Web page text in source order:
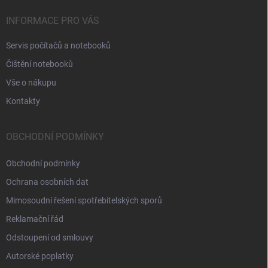
INFORMACE PRO VÁS
Servis počítačů a notebooků
Čištění notebooků
Vše o nákupu
Kontakty
OBCHODNÍ PODMÍNKY
Obchodní podmínky
Ochrana osobních dat
Mimosoudní řešení spotřebitelských sporů
Reklamační řád
Odstoupení od smlouvy
Autorské poplatky